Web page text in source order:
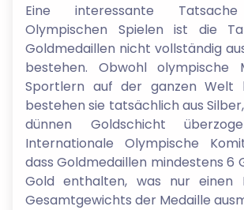
Eine interessante
Olympischen Spielen ist die
Goldmedaillen nicht vollständig
bestehen. Obwohl olympische
Sportlern auf der ganzen Welt
bestehen sie tatsächlich aus
dünnen Goldschicht
Internationale Olympische
dass Goldmedaillen mindestens 6
Gold enthalten, was nur einen
Gesamtgewichts der Medaille